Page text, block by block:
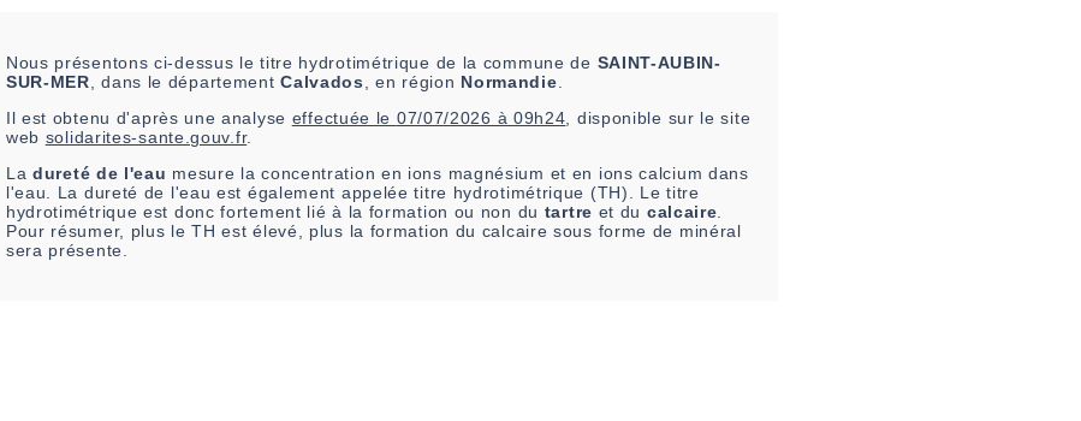
Nous présentons ci-dessus le titre hydrotimétrique de la commune de SAINT-AUBIN-
SUR-MER, dans le départementCalvados, en région Normandie.
Il est obtenu d'après une analyse effectuée le 07/07/2026 à 09h24, disponible sur le site
web solidarites-sante.gouv.fr.
La dureté de l'eau mesure la concentration en ions magnésium et en ions calcium dans
l'eau. La dureté de l'eau est également appelée titre hydrotimétrique (TH). Le titre
hydrotimétrique est donc fortement lié à la formation ou non du tartre et du calcaire.
Pour résumer, plus le TH est élevé, plus la formation du calcaire sous forme de minéral
sera présente.